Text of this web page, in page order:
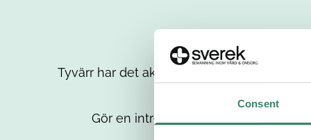
Consent
Tyvärr har det aktuella jobbet tagits bort
Gör en intresseanmälan så